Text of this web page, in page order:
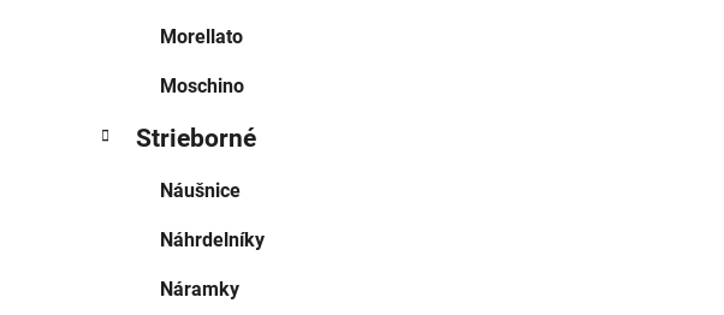
Morellato
Moschino
Strieborné
Náušnice
Náhrdelníky
Náramky